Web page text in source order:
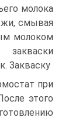
молока
смывая
молоком
Закваску
при
этого